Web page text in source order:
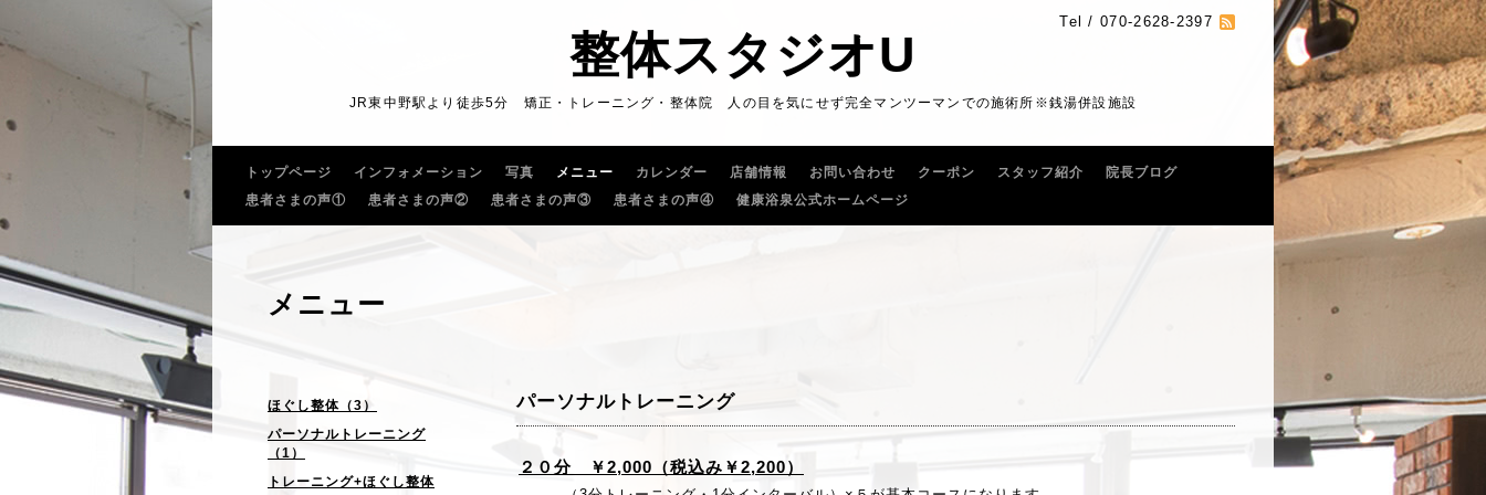
Tel / 070-2628-2397
整体スタジオU
JR東中野駅より徒歩5分 矯正・トレーニング・整体院 人の目を気にせず完全マンツーマンでの施術所※銭湯併設施設
トップページ インフォメーション 写真 メニュー カレンダー 店舗情報 お問い合わせ クーポン スタッフ紹介
院長ブログ
患者さまの声①
患者さまの声② 患者さまの声③ 患者さまの声④ 健康浴泉公式ホームページ
ほぐし整体（3）
パーソナルトレーニング
（1）
トレーニング+ほぐし整体
メニュー
パーソナルトレーニング
２０分 ￥2,000（税込み￥2,200）